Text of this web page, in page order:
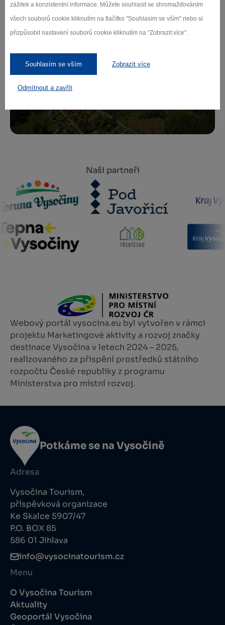
zážitek a konzistentní informace. Můžete souhlasit se shromažďováním
všech souborů cookie kliknutím na tlačítko "Souhlasím se vším" nebo si
přizpůsobit nastavení souborů cookie kliknutím na "Zobrazit více".
Souhlasím se vším Zobrazit více
Odmítnout a zavřít
Přihlaste se k odběru našeho newsletteru
o novinkách.
Záleží nám na ochraně osobních údajů.
Naši partneři
Webový portál vysocina.eu byl vytvořen v rámci
projektu Marketingové aktivity a rozvoj značky
destinace Vysočina v letech 2024 – 2025,
realizovaného za přispění prostředků státního
rozpočtu České republiky z programu
Ministerstva pro místní rozvoj.
Potkáme se na Vysočině
Adresa
Vysočina Tourism,
příspěvková organizace
Ke Skalce 5907/47
P.O. BOX 85
586 01 Jihlava
info@vysocinatourism.cz
Menu
O Vysočina Tourism
Aktuality
Geoportál Vysočina